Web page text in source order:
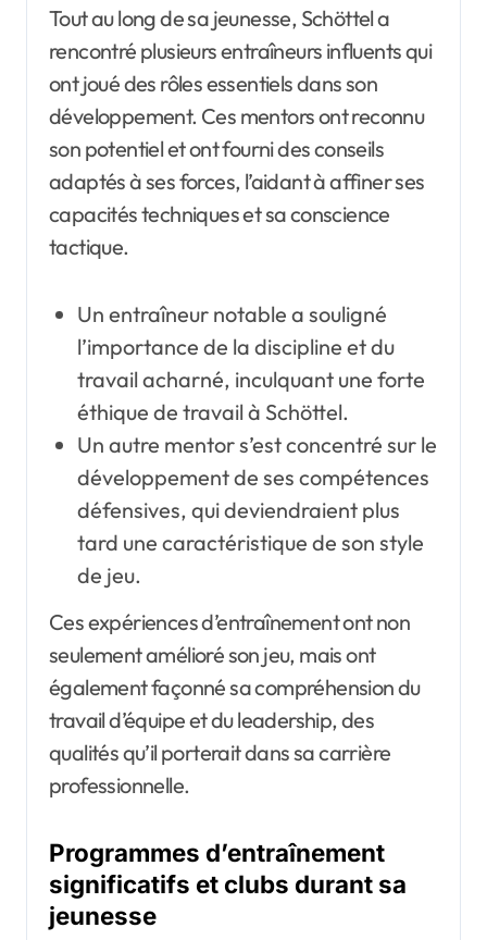
Tout au long de sa jeunesse, Schöttel a
rencontré plusieurs entraîneurs influents qui
ont joué des rôles essentiels dans son
développement. Ces mentors ont reconnu
son potentiel et ont fourni des conseils
adaptés à ses forces, l’aidant à affiner ses
capacités techniques et sa conscience
tactique.
Un entraîneur notable a souligné
l’importance de la discipline et du
travail acharné, inculquant une forte
éthique de travail à Schöttel.
Un autre mentor s’est concentré sur le
développement de ses compétences
défensives, qui deviendraient plus
tard une caractéristique de son style
de jeu.
Ces expériences d’entraînement ont non
seulement amélioré son jeu, mais ont
également façonné sa compréhension du
travail d’équipe et du leadership, des
qualités qu’il porterait dans sa carrière
professionnelle.
Programmes d’entraînement
significatifs et clubs durant sa
jeunesse